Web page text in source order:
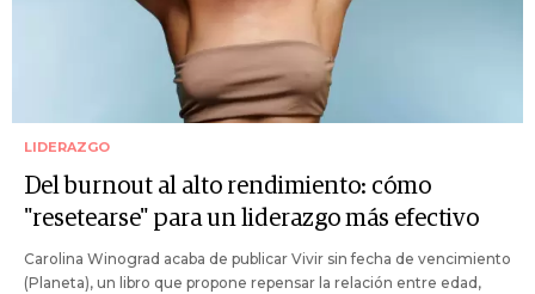
LIDERAZGO
Del burnout al alto rendimiento: cómo
"resetearse" para un liderazgo más efectivo
Carolina Winograd acaba de publicar Vivir sin fecha de vencimiento
(Planeta), un libro que propone repensar la relación entre edad,